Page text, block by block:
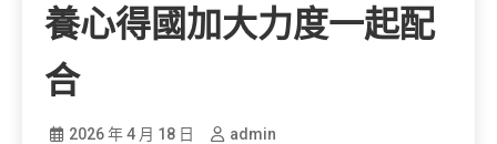
養心得國加大力度一起配
合
2026 年 4 月 18 日 admin